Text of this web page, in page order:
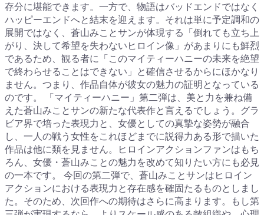
存分に堪能できます。一方で、物語はバッドエンドではなく
ハッピーエンドへと結末を迎えます。それは単に予定調和の
展開ではなく、蒼山みことサンが体現する「倒れても立ち上
がり、決して希望を失わないヒロイン像」があまりにも鮮烈
であるため、観る者に「このマイティーハニーの未来を絶望
で終わらせることはできない」と確信させるからにほかなり
ません。つまり、作品自体が彼女の魅力の証明となっている
のです。 「マイティーハニー」第二弾は、美と力を兼ね備
えた蒼山みことサンの新たな代表作と言えるでしょう。グラ
ビア界で培った表現力と、女優としての真摯な姿勢が融合
し、一人の戦う女性をこれほどまでに説得力ある形で描いた
作品は他に類を見ません。ヒロインアクションファンはもち
ろん、女優・蒼山みことの魅力を改めて知りたい方にも必見
の一本です。 今回の第二弾で、蒼山みことサンはヒロイン
アクションにおける表現力と存在感を確固たるものとしまし
た。そのため、次回作への期待はさらに高まります。もし第